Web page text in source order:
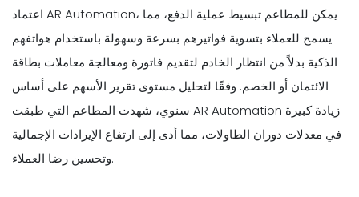
اعتماد AR Automation، يمكن للمطاعم تبسيط عملية الدفع، مما
يسمح للعملاء بتسوية فواتيرهم بسرعة وسهولة باستخدام هواتفهم
الذكية بدلاً من انتظار الخادم لتقديم فاتورة ومعالجة معاملات بطاقة
الائتمان أو الخصم. وفقًا لتحليل مستوى تقرير الأسهم على أساس
سنوي، شهدت المطاعم التي طبقت AR Automation زيادة كبيرة
في معدلات دوران الطاولات، مما أدى إلى ارتفاع الإيرادات الإجمالية
وتحسين رضا العملاء.